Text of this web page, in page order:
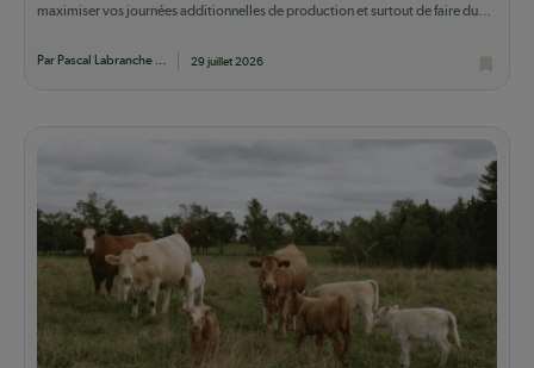
maximiser vos journées additionnelles de production et surtout de faire du
Par Pascal Labranche ... 29 juillet 2026